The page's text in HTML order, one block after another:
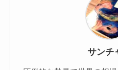
サンチ